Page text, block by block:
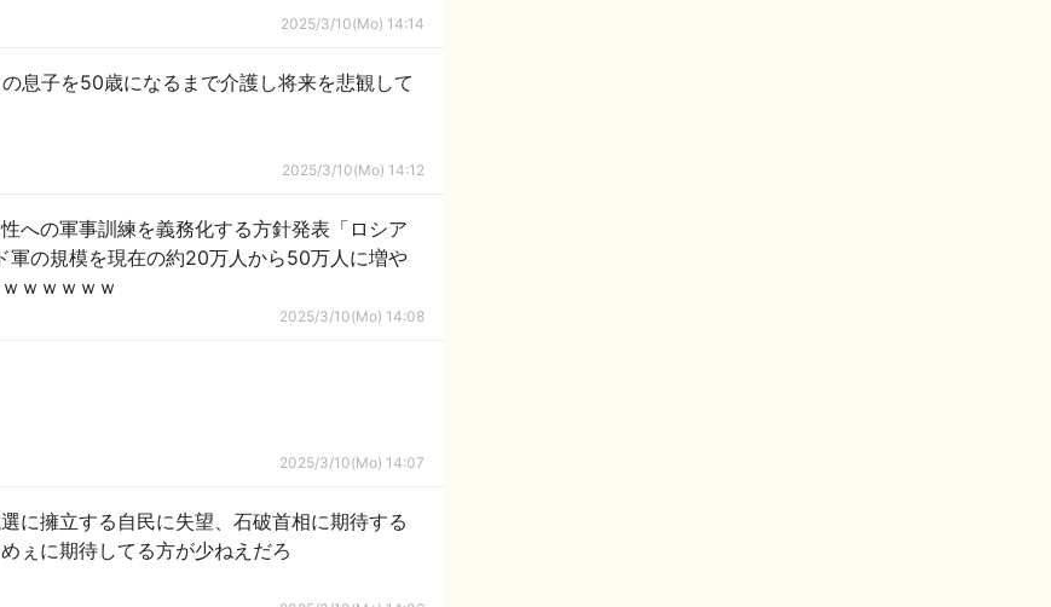
2025/3/10(Mo) 14:14
息子を50歳になるまで介護し将来を悲観して
2025/3/10(Mo) 14:12
への軍事訓練を義務化する方針発表「ロシア
の規模を現在の約20万人から50万人に増や
ｗｗｗｗｗ
2025/3/10(Mo) 14:08
2025/3/10(Mo) 14:07
に擁立する自民に失望、石破首相に期待する
ぇに期待してる方が少ねえだろ